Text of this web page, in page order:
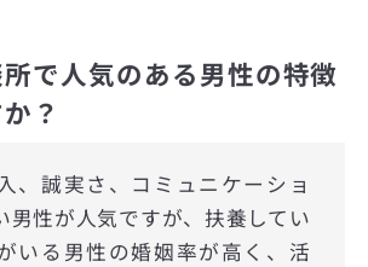
で人気のある男性の特徴
？
、誠実さ、コミュニケーショ
男性が人気ですが、扶養してい
いる男性の婚姻率が高く、活